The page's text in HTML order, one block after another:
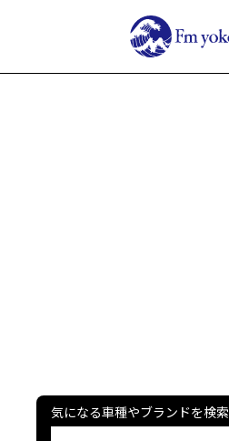
気になる車種やブランドを検索